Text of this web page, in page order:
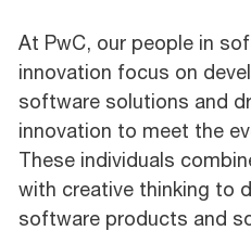
At PwC, our people in
innovation focus on
software solutions and
innovation to meet the
These individuals
with creative thinking to
software products and